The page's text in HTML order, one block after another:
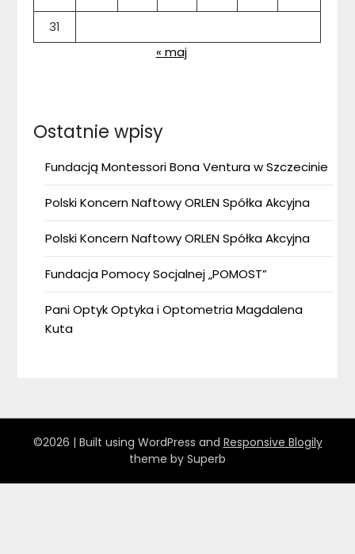
31
« maj
Ostatnie wpisy
Fundacją Montessori Bona Ventura w Szczecinie
Polski Koncern Naftowy ORLEN Spółka Akcyjna
Polski Koncern Naftowy ORLEN Spółka Akcyjna
Fundacja Pomocy Socjalnej „POMOST”
Pani Optyk Optyka i Optometria Magdalena
Kuta
©2026 | Built using WordPress and Responsive Blogily
theme by Superb